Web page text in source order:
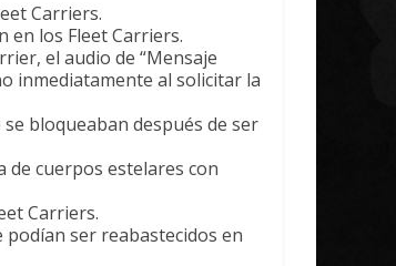
Carriers.
en los Fleet Carriers.
el audio de “Mensaje
inmediatamente al solicitar la
bloqueaban después de ser
de cuerpos estelares con
Carriers.
podían ser reabastecidos en